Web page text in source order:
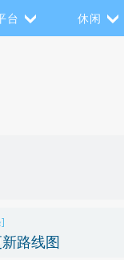
台 休闲
路线图